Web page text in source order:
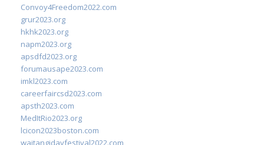
Convoy4Freedom2022.com
grur2023.org
hkhk2023.org
napm2023.org
apsdfd2023.org
forumausape2023.com
imkl2023.com
careerfaircsd2023.com
apsth2023.com
MedItRio2023.org
lcicon2023boston.com
waitangidayfestival2022.com